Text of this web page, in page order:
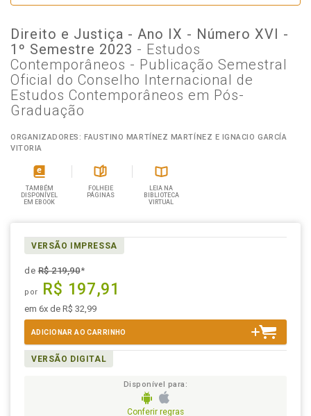
Direito e Justiça - Ano IX - Número XVI -
1º Semestre 2023 - Estudos
Contemporâneos - Publicação Semestral
Oficial do Conselho Internacional de
Estudos Contemporâneos em Pós-
Graduação
ORGANIZADORES: FAUSTINO MARTÍNEZ MARTÍNEZ E IGNACIO GARCÍA
VITORIA
TAMBÉM
DISPONÍVEL
EM EBOOK
FOLHEIE
PÁGINAS
LEIA NA
BIBLIOTECA
VIRTUAL
VERSÃO IMPRESSA
deR$ 219,90*
por R$ 197,91
em 6x de R$ 32,99
ADICIONAR AO CARRINHO
VERSÃO DIGITAL
Disponível para:
Conferir regras